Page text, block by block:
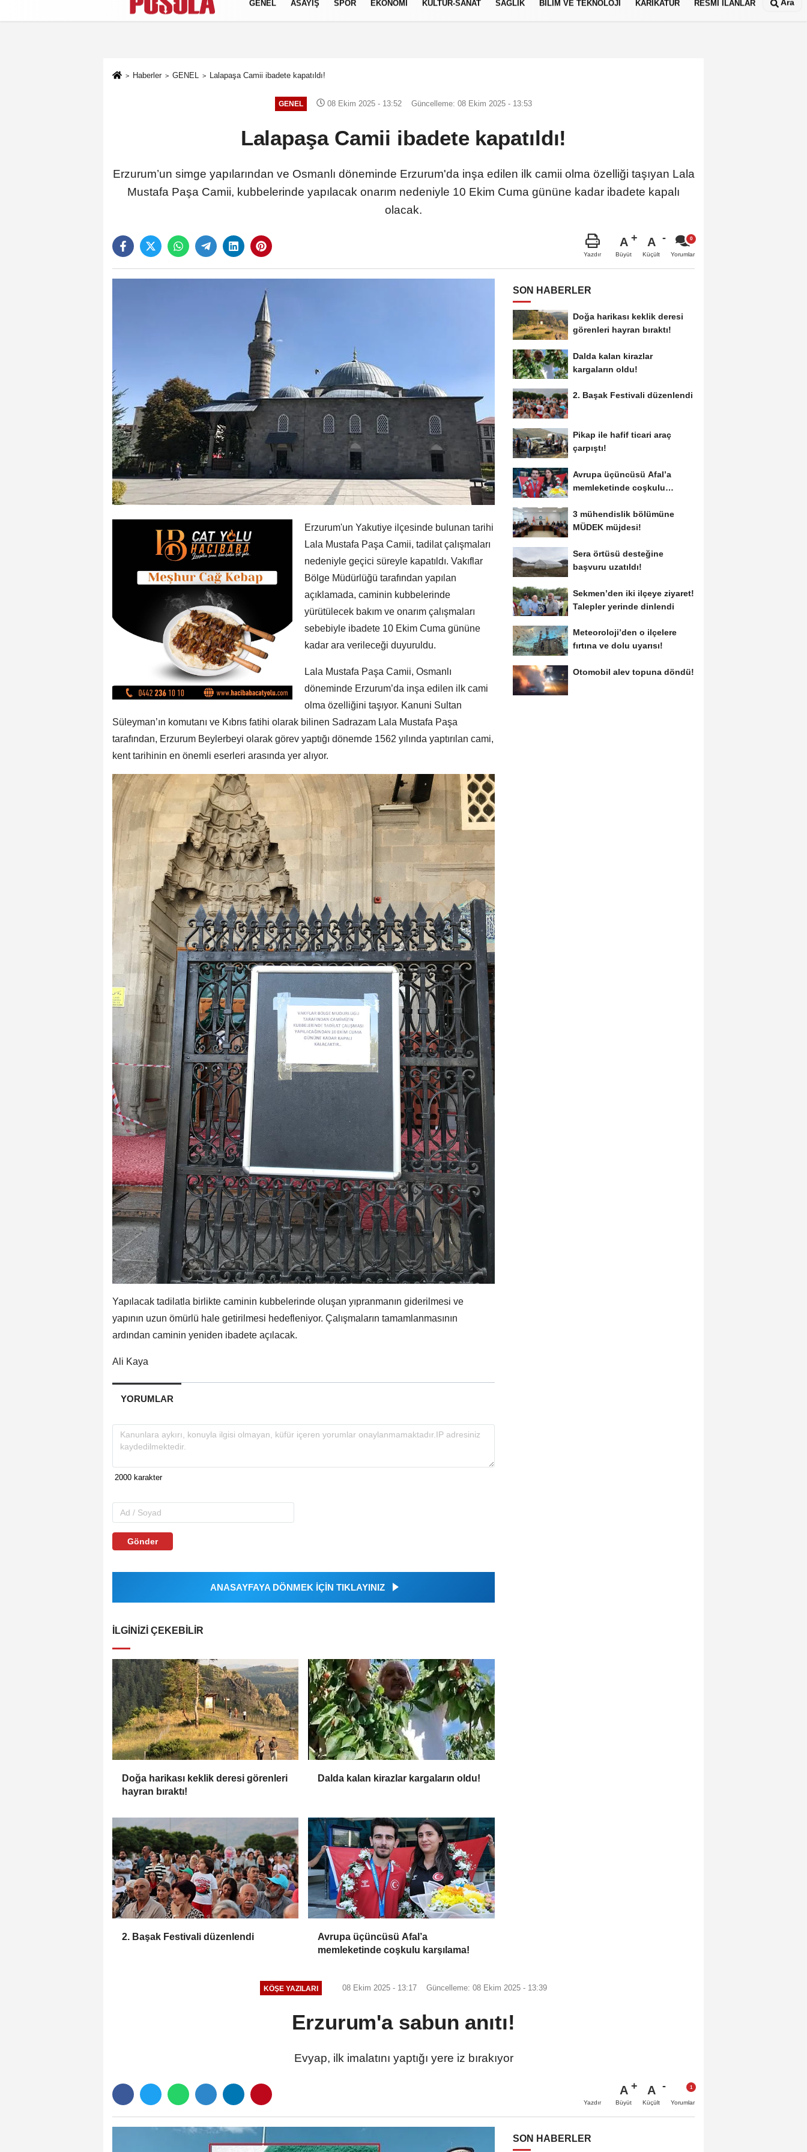
Künye İletişim Gizlilik Politikası
GENEL ASAYİŞ SPOR EKONOMİ KÜLTÜR-SANAT SAĞLIK BİLİM VE TEKNOLOJİ KARİKATÜR RESMİ İLANLAR Ara
Haberler GENEL Lalapaşa Camii ibadete kapatıldı!
GENEL 08 Ekim 2025 - 13:52 Güncelleme: 08 Ekim 2025 - 13:53
Lalapaşa Camii ibadete kapatıldı!
Erzurum’un simge yapılarından ve Osmanlı döneminde Erzurum'da inşa edilen ilk camii olma özelliği taşıyan Lala
Mustafa Paşa Camii, kubbelerinde yapılacak onarım nedeniyle 10 Ekim Cuma gününe kadar ibadete kapalı
olacak.
Yazdır
A
Büyüt
A
Küçült Yorumlar
Erzurum'un Yakutiye ilçesinde bulunan tarihi
Lala Mustafa Paşa Camii, tadilat çalışmaları
nedeniyle geçici süreyle kapatıldı. Vakıflar
Bölge Müdürlüğü tarafından yapılan
açıklamada, caminin kubbelerinde
yürütülecek bakım ve onarım çalışmaları
sebebiyle ibadete 10 Ekim Cuma gününe
kadar ara verileceği duyuruldu.
Lala Mustafa Paşa Camii, Osmanlı
döneminde Erzurum’da inşa edilen ilk cami
olma özelliğini taşıyor. Kanuni Sultan
Süleyman’ın komutanı ve Kıbrıs fatihi olarak bilinen Sadrazam Lala Mustafa Paşa
tarafından, Erzurum Beylerbeyi olarak görev yaptığı dönemde 1562 yılında yaptırılan cami,
kent tarihinin en önemli eserleri arasında yer alıyor.
Yapılacak tadilatla birlikte caminin kubbelerinde oluşan yıpranmanın giderilmesi ve
yapının uzun ömürlü hale getirilmesi hedefleniyor. Çalışmaların tamamlanmasının
ardından caminin yeniden ibadete açılacak.
Ali Kaya
YORUMLAR
Gönder
ANASAYFAYA DÖNMEK İÇİN TIKLAYINIZ
İLGINIZI ÇEKEBILIR
Doğa harikası keklik deresi görenleri
hayran bıraktı!
Dalda kalan kirazlar kargaların oldu!
2. Başak Festivali düzenlendi
Avrupa üçüncüsü Afal’a
memleketinde coşkulu karşılama!
SON HABERLER
Doğa harikası keklik deresi
görenleri hayran bıraktı!
Dalda kalan kirazlar
kargaların oldu!
2. Başak Festivali düzenlendi
Pikap ile hafif ticari araç
çarpıştı!
Avrupa üçüncüsü Afal’a
memleketinde coşkulu
3 mühendislik bölümüne
MÜDEK müjdesi!
Sera örtüsü desteğine
başvuru uzatıldı!
Sekmen’den iki ilçeye ziyaret!
Talepler yerinde dinlendi
Meteoroloji’den o ilçelere
fırtına ve dolu uyarısı!
Otomobil alev topuna döndü!
KÖŞE YAZILARI 08 Ekim 2025 - 13:17 Güncelleme: 08 Ekim 2025 - 13:39
Erzurum'a sabun anıtı!
Evyap, ilk imalatını yaptığı yere iz bırakıyor
Yazdır
A
Büyüt
A
Küçült Yorumlar
SON HABERLER